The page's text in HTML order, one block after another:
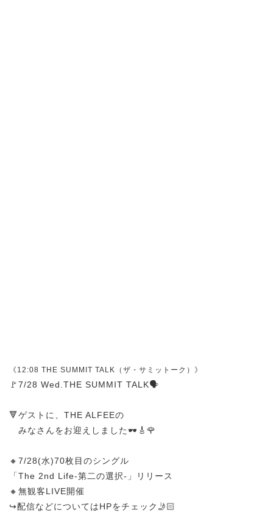
《12:08 THE SUMMIT TALK（ザ・サミットーク）》
🚩7/28 Wed.THE SUMMIT TALK🗣️
🔻ゲストに、THE ALFEEの
みなさんをお迎えしました🕶️🎸🌹
🔸7/28(水)70枚目のシングル
「The 2nd Life-第二の選択-」リリース
🔸無観客LIVE開催
↪︎配信などについてはHPをチェック🤳🏻